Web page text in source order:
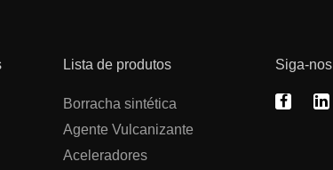
Lista de produtos
Borracha sintética
Agente Vulcanizante
Aceleradores
Siga-nos